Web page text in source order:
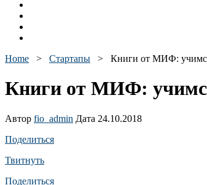
Home > Стартапы > Книги от МИФ:
Книги от МИФ:
Автор fio_admin Дата 24.10.2018
Поделиться
Твитнуть
Поделиться